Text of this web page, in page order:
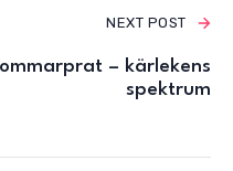
NEXT POST
– kärlekens
spektrum